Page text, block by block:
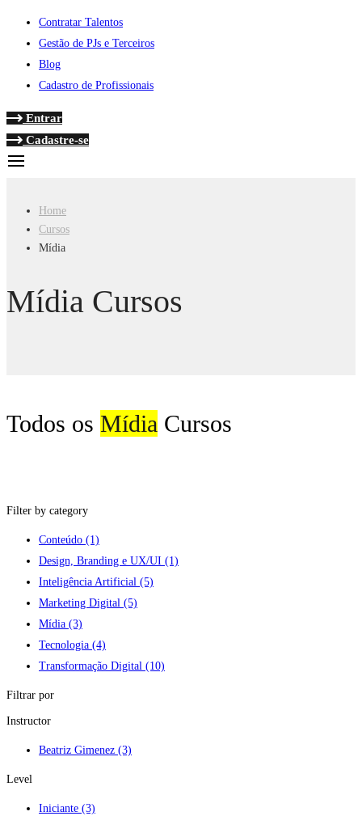
Contratar Talentos
Gestão de PJs e Terceiros
Blog
Cadastro de Profissionais
Entrar
Cadastre-se
Home
Cursos
Mídia
Mídia Cursos
Todos os Mídia Cursos
Filter by category
Conteúdo (1)
Design, Branding e UX/UI (1)
Inteligência Artificial (5)
Marketing Digital (5)
Mídia (3)
Tecnologia (4)
Transformação Digital (10)
Filtrar por
Instructor
Beatriz Gimenez (3)
Level
Iniciante (3)